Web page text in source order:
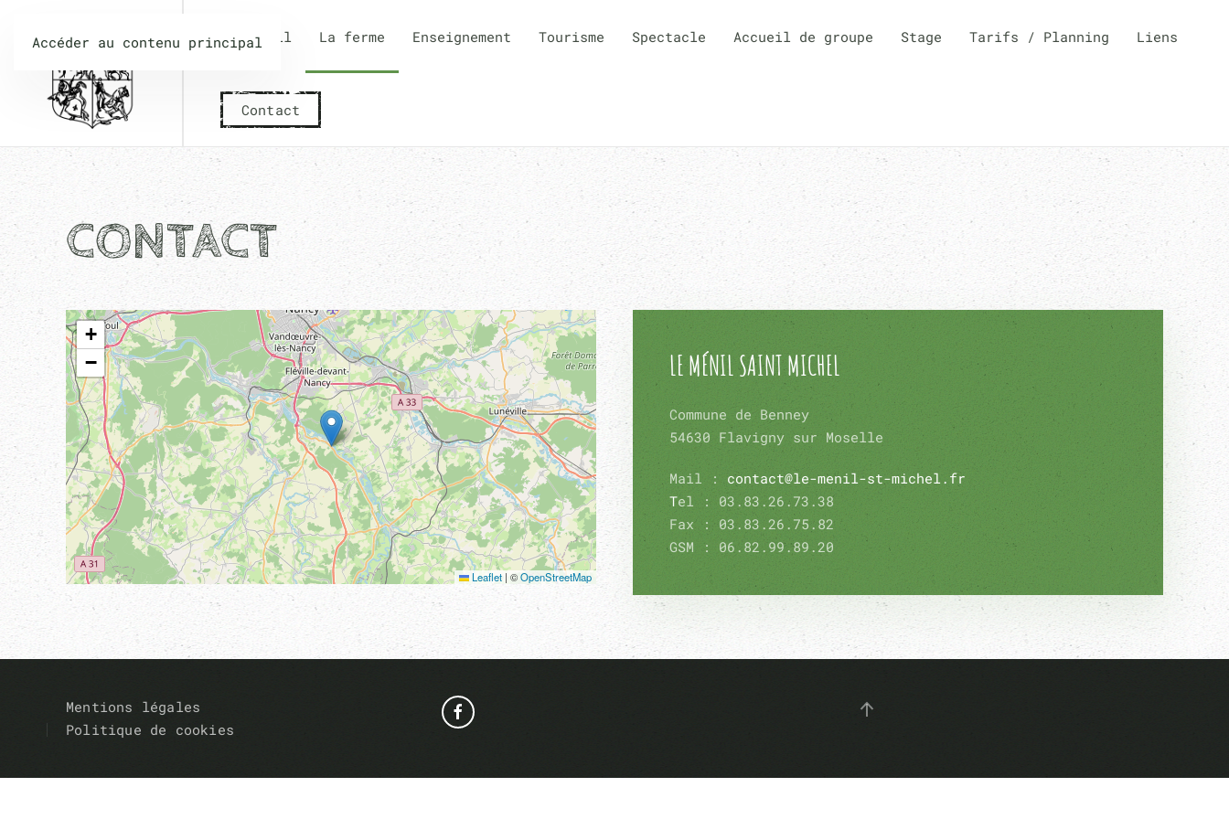
Accéder au contenu principalAccueil La ferme Enseignement Tourisme Spectacle Accueil de groupe Stage Tarifs / Planning Liens
Contact
CONTACT
+
−
Leaflet | ©OpenStreetMap
LE MÉNIL SAINT MICHEL
Commune de Benney
54630 Flavigny sur Moselle
Mail : contact@le-menil-st-michel.fr
Tel : 03.83.26.73.38
Fax : 03.83.26.75.82
GSM : 06.82.99.89.20
Mentions légales
Politique de cookies